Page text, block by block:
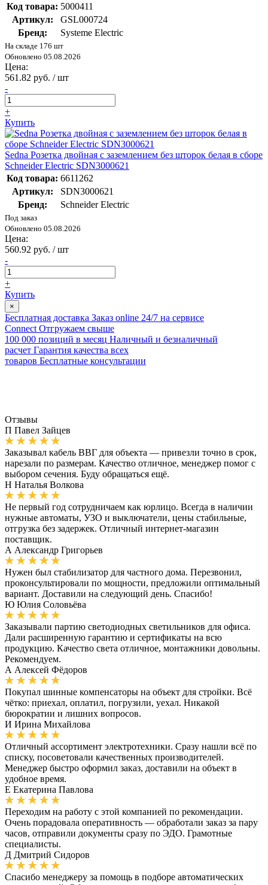
Код товара: 5000411
Артикул:
GSL000724
Бренд:
Systeme Electric
На складе 176 шт
Обновлено 05.08.2026
Цена:
561.82 руб. / шт
-
+
Купить
Sedna Розетка двойная с заземлением без шторок белая в сборе
Schneider Electric SDN3000621
Код товара: 6611262
Артикул:
SDN3000621
Бренд:
Schneider Electric
Под заказ
Обновлено 05.08.2026
Цена:
560.92 руб. / шт
-
+
Купить
×
Бесплатная доставка Заказ online 24/7 на сервисе
Connect Отгружаем свыше
100 000 позиций в месяц Наличный и безналичный
расчет Гарантия качества всех
товаров Бесплатные консультации
Отзывы
П Павел Зайцев
Заказывал кабель ВВГ для объекта — привезли точно в срок,
нарезали по размерам. Качество отличное, менеджер помог с
выбором сечения. Буду обращаться ещё.
Н Наталья Волкова
Не первый год сотрудничаем как юрлицо. Всегда в наличии
нужные автоматы, УЗО и выключатели, цены стабильные,
отгрузка без задержек. Отличный интернет-магазин
поставщик.
А Александр Григорьев
Нужен был стабилизатор для частного дома. Перезвонил,
проконсультировали по мощности, предложили оптимальный
вариант. Доставили на следующий день. Спасибо!
Ю Юлия Соловьёва
Заказывали партию светодиодных светильников для офиса.
Дали расширенную гарантию и сертификаты на всю
продукцию. Качество света отличное, монтажники довольны.
Рекомендуем.
А Алексей Фёдоров
Покупал шинные компенсаторы на объект для стройки. Всё
чётко: приехал, оплатил, погрузили, уехал. Никакой
бюрократии и лишних вопросов.
И Ирина Михайлова
Отличный ассортимент электротехники. Сразу нашли всё по
списку, посоветовали качественных производителей.
Менеджер быстро оформил заказ, доставили на объект в
удобное время.
Е Екатерина Павлова
Переходим на работу с этой компанией по рекомендации.
Очень порадовала оперативность — обработали заказ за пару
часов, отправили документы сразу по ЭДО. Грамотные
специалисты.
Д Дмитрий Сидоров
Спасибо менеджеру за помощь в подборе автоматических